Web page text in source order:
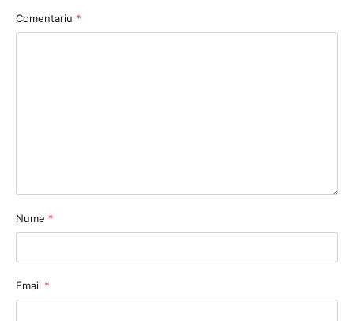
Comentariu *
Nume *
Email *